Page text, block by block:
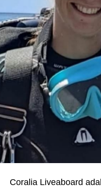
Coralia Liveaboard